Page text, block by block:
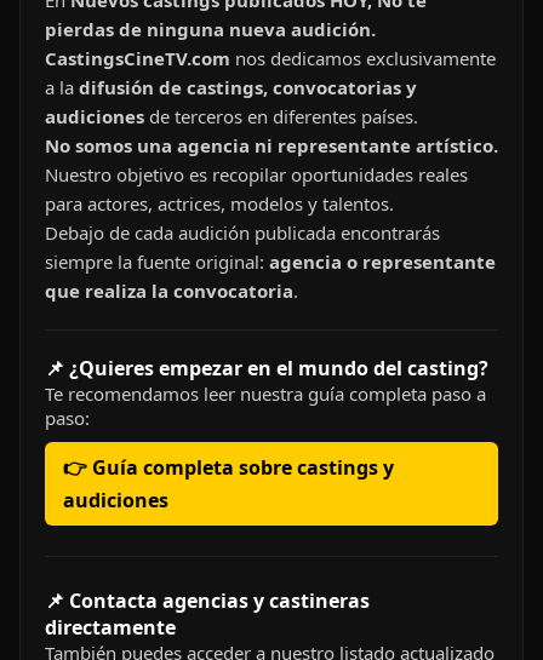
pierdas de ninguna nueva audición.
CastingsCineTV.com nos dedicamos exclusivamente
a la difusión de castings, convocatorias y
audiciones de terceros en diferentes países.
No somos una agencia ni representante artístico.
Nuestro objetivo es recopilar oportunidades reales
para actores, actrices, modelos y talentos.
Debajo de cada audición publicada encontrarás
siempre la fuente original: agencia o representante
que realiza la convocatoria.
📌 ¿Quieres empezar en el mundo del casting?
Te recomendamos leer nuestra guía completa paso a
paso:
👉 Guía completa sobre castings y
audiciones
📌 Contacta agencias y castineras
directamente
También puedes acceder a nuestro listado actualizado